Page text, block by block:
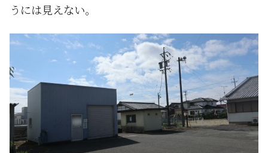
うには見えない。